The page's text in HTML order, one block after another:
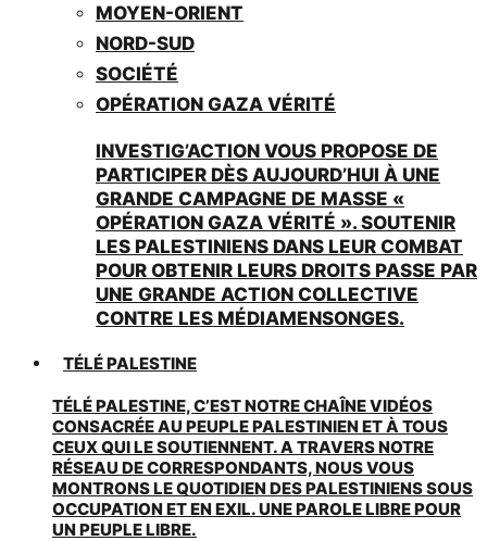
MOYEN-ORIENT
NORD-SUD
SOCIÉTÉ
OPÉRATION GAZA VÉRITÉ
INVESTIG’ACTION VOUS PROPOSE DE
PARTICIPER DÈS AUJOURD’HUI À UNE
GRANDE CAMPAGNE DE MASSE «
OPÉRATION GAZA VÉRITÉ ». SOUTENIR
LES PALESTINIENS DANS LEUR COMBAT
POUR OBTENIR LEURS DROITS PASSE PAR
UNE GRANDE ACTION COLLECTIVE
CONTRE LES MÉDIAMENSONGES.
TÉLÉ PALESTINE
TÉLÉ PALESTINE, C’EST NOTRE CHAÎNE VIDÉOS
CONSACRÉE AU PEUPLE PALESTINIEN ET À TOUS
CEUX QUI LE SOUTIENNENT. A TRAVERS NOTRE
RÉSEAU DE CORRESPONDANTS, NOUS VOUS
MONTRONS LE QUOTIDIEN DES PALESTINIENS SOUS
OCCUPATION ET EN EXIL. UNE PAROLE LIBRE POUR
UN PEUPLE LIBRE.